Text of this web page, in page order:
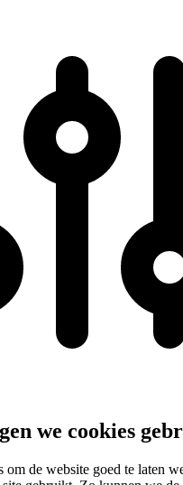
we cookies
om de website goed te laten